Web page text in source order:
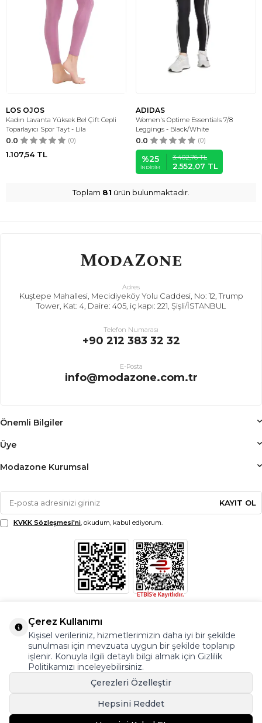
LOS OJOS
Kadın Lavanta Yüksek Bel Çift Cepli
Toparlayıcı Spor Tayt - Lila
0.0 (0)
1.107,54TL
ADIDAS
Women's Optime Essentials 7/8
Leggings - Black/White
0.0 (0)
%25
İNDIRIM
3.402,76TL
2.552,07 TL
Toplam 81 ürün bulunmaktadır.
Adres
Kuştepe Mahallesi, Mecidiyeköy Yolu Caddesi, No: 12, Trump
Tower, Kat: 4, Daire: 405, iç kapı: 221, Şişli/İSTANBUL
Telefon Numarası
+90 212 383 32 32
E-Posta
info@modazone.com.tr
Önemli Bilgiler
Üye
Modazone Kurumsal
KAYIT OL
KVKK Sözleşmesi'ni, okudum, kabul ediyorum.
Çerez Kullanımı
Kişisel verileriniz, hizmetlerimizin daha iyi bir şekilde
sunulması için mevzuata uygun bir şekilde toplanıp
işlenir. Konuyla ilgili detaylı bilgi almak için Gizlilik
Politikamızı inceleyebilirsiniz.
Çerezleri Özelleştir
Hepsini Reddet